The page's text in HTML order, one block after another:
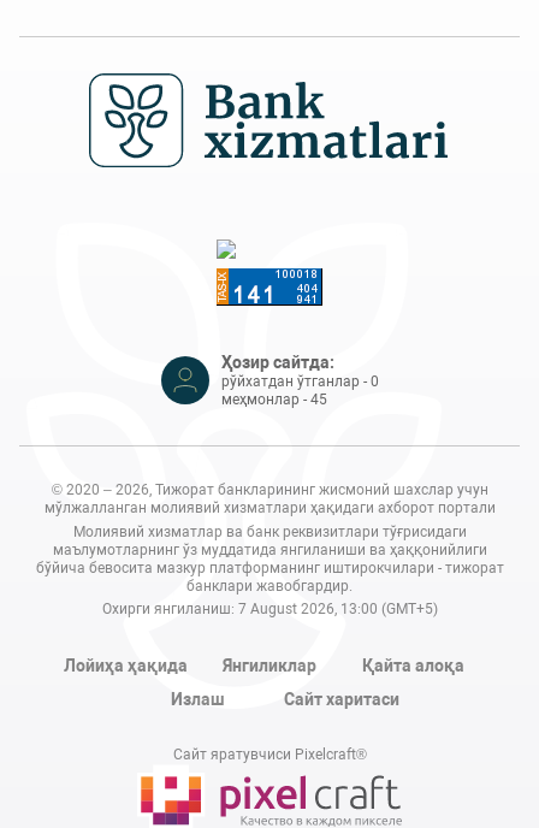
Ҳозир сайтда:
рўйхатдан ўтганлар - 0
меҳмонлар - 45
© 2020 – 2026, Тижорат банкларининг жисмоний шахслар учун
мўлжалланган молиявий хизматлари ҳақидаги ахборот портали
Молиявий хизматлар ва банк реквизитлари тўғрисидаги
маълумотларнинг ўз муддатида янгиланиши ва ҳаққонийлиги
бўйича бевосита мазкур платформанинг иштирокчилари - тижорат
банклари жавобгардир.
Охирги янгиланиш: 7 August 2026, 13:00 (GMT+5)
Лойиҳа ҳақида Янгиликлар
Қайта алоқа
Излаш
Сайт харитаси
Сайт яратувчиси Pixelcraft®